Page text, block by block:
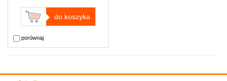
do koszyka
porównaj